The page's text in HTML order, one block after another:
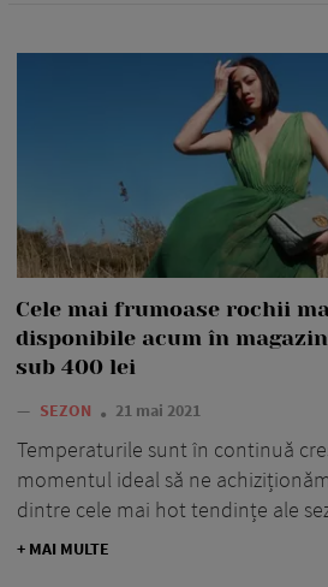
Cele mai frumoase rochii
disponibile acum în
sub 400 lei
— SEZON 21 mai 2021
Temperaturile sunt în continuă
momentul ideal să ne
dintre cele mai hot tendințe ale
+ MAI MULTE